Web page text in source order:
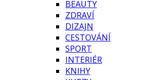
BEAUTY
ZDRAVÍ
DIZAJN
CESTOVÁNÍ
SPORT
INTERIÉR
KNIHY